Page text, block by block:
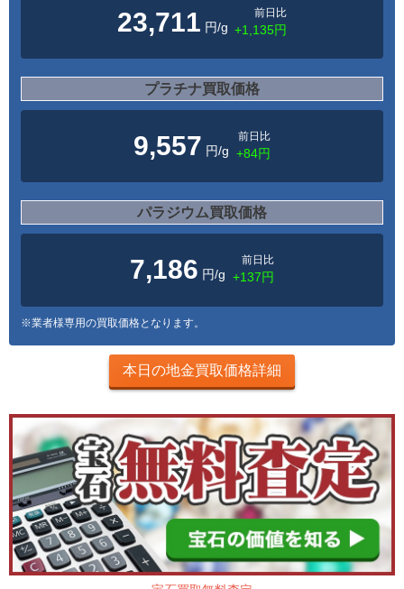
23,711 円/g
前日比
+1,135円
プラチナ買取価格
9,557 円/g
前日比
+84円
パラジウム買取価格
7,186 円/g
前日比
+137円
※業者様専用の買取価格となります。
本日の地金買取価格詳細